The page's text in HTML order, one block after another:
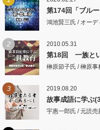
第174回「ブル
鴻池賢三氏 / オー
2 2010.05.31
第18回 一族と
榊原節子氏 / 榊原事
3 2019.08.20
故事成語に学ぶ
宇惠一郎氏 / 元読